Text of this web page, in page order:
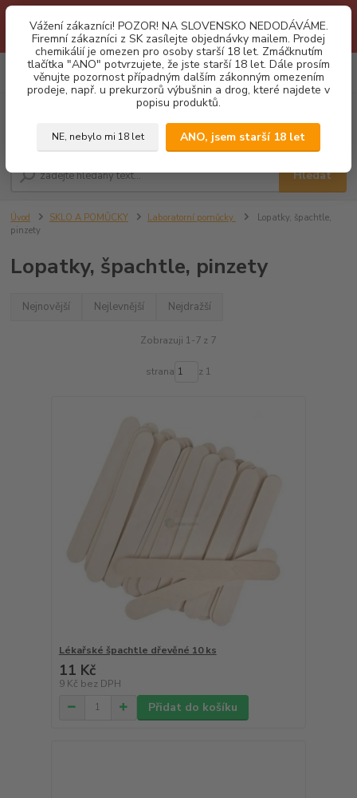
je neustálé porušování obchodních podmínek. Firemní zájemci o naše
produkty z SK zasílejte objednávky mailovou cestou. Děkujeme!
Vážení zákazníci! POZOR! NA SLOVENSKO NEDODÁVÁME.
Firemní zákazníci z SK zasílejte objednávky mailem. Prodej
chemikálií je omezen pro osoby starší 18 let. Zmáčknutím
tlačítka "ANO" potvrzujete, že jste starší 18 let. Dále prosím
věnujte pozornost případným dalším zákonným omezením
prodeje, např. u prekurzorů výbušnin a drog, které najdete v
popisu produktů.
NE, nebylo mi 18 let ANO, jsem starší 18 let
Menu
CZK
Hledat
0
za0,00 Kč
Úvod SKLO A POMŮCKY Laboratorní pomůcky
Lopatky, špachtle,
pinzety
Lopatky, špachtle, pinzety
Nejnovější Nejlevnější Nejdražší
Zobrazuji 1-7 z 7
strana z 1
Lékařské špachtle dřevěné 10 ks
11 Kč
9 Kč bez DPH
Přidat do košíku